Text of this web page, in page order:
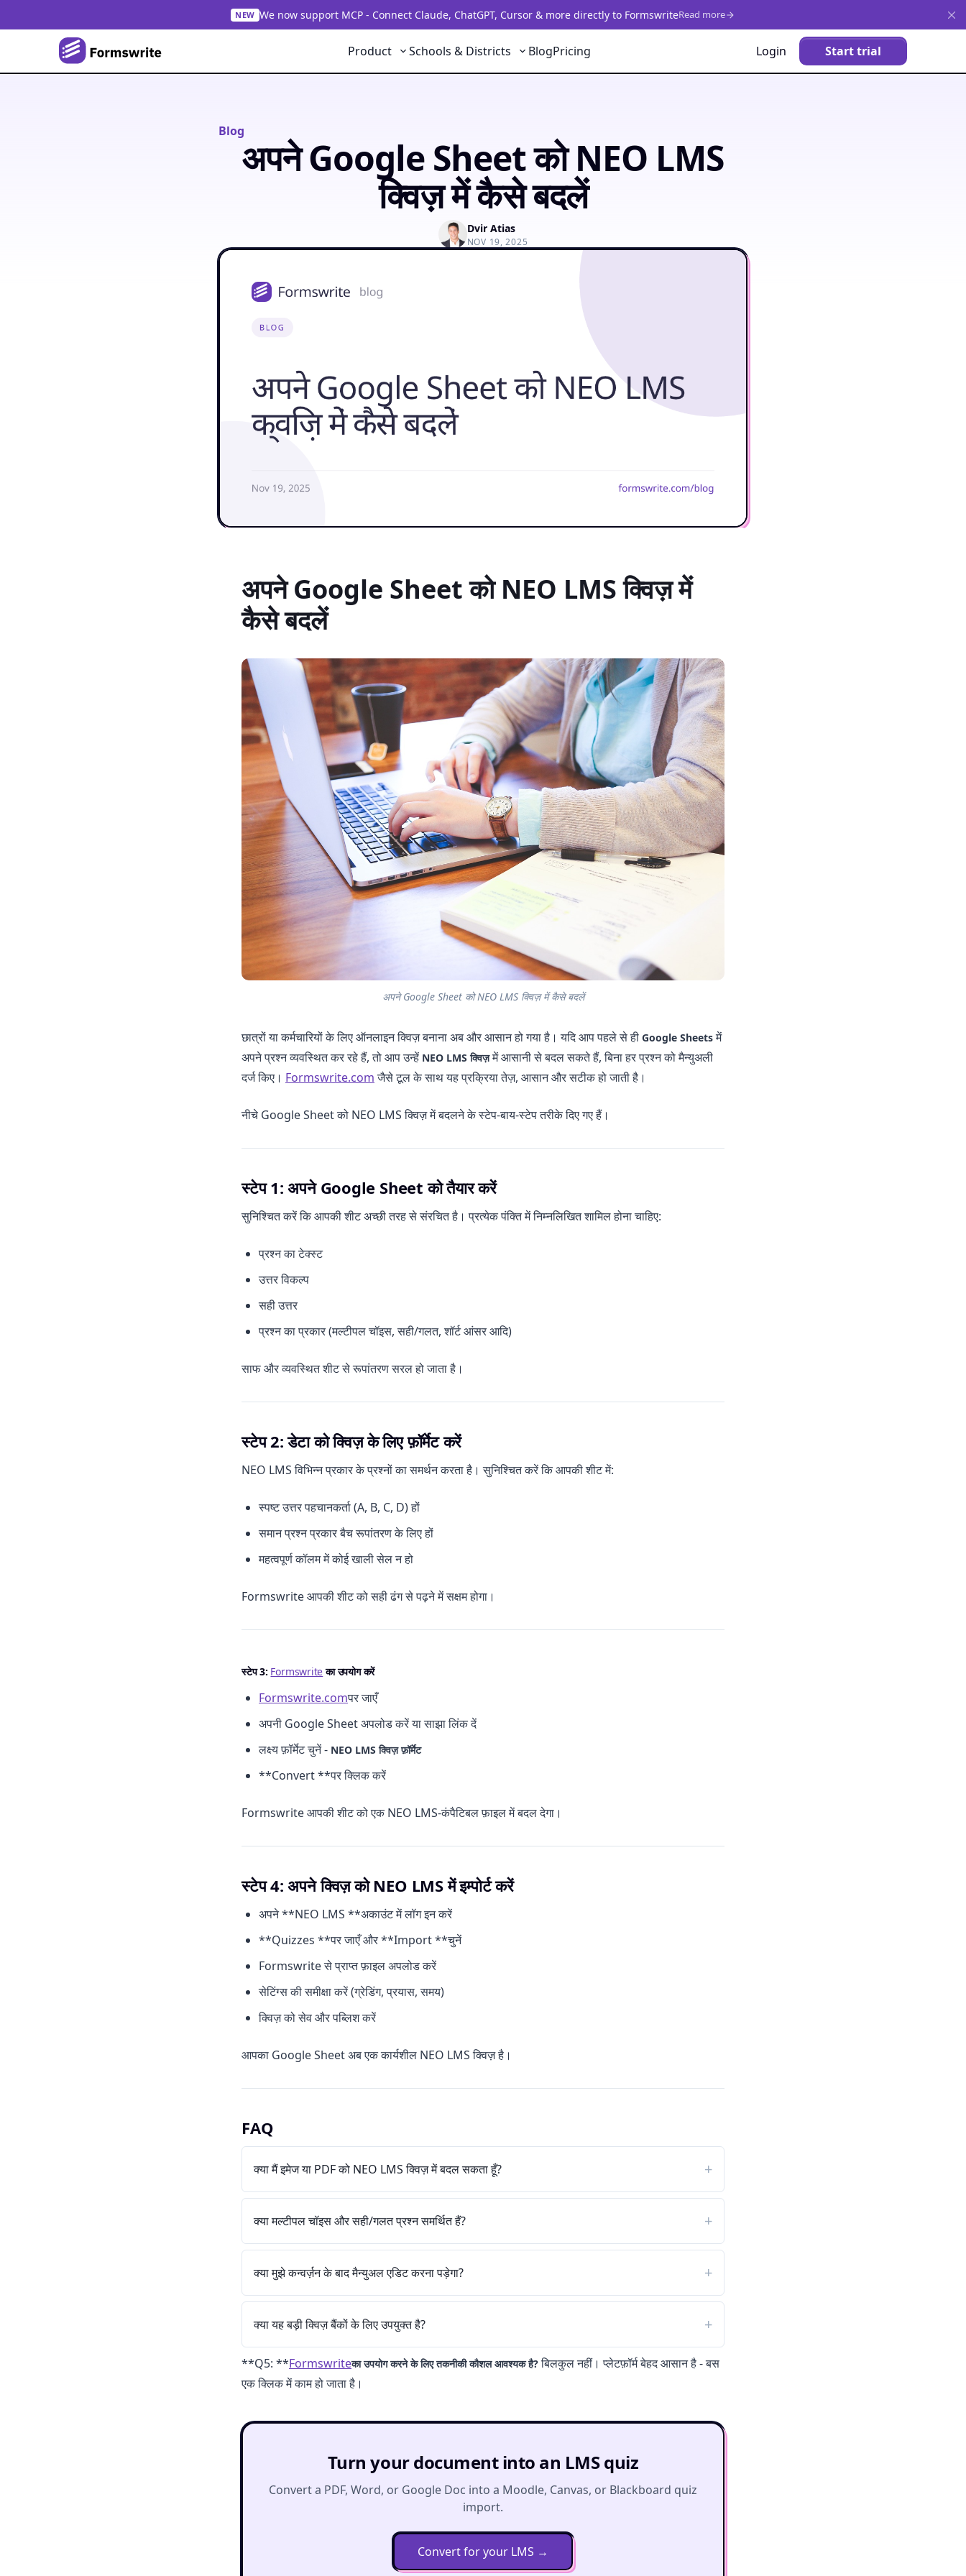
NEW We now support MCP - Connect Claude, ChatGPT, Cursor & more directly to FormswriteRead more
Product Schools & Districts BlogPricing Login Start trial
Blog
अपने Google Sheet को NEO LMS
क्विज़ में कैसे बदलें
Dvir Atias
NOV 19, 2025
अपने Google Sheet को NEO LMS क्विज़ में
कैसे बदलें
अपने Google Sheet को NEO LMS क्विज़ में कैसे बदलें
छात्रों या कर्मचारियों के लिए ऑनलाइन क्विज़ बनाना अब और आसान हो गया है। यदि आप पहले से ही Google Sheetsमें
अपने प्रश्न व्यवस्थित कर रहे हैं, तो आप उन्हें NEO LMS क्विज़में आसानी से बदल सकते हैं, बिना हर प्रश्न को मैन्युअली
दर्ज किए। Formswrite.comजैसे टूल के साथ यह प्रक्रिया तेज़, आसान और सटीक हो जाती है।
नीचे Google Sheet को NEO LMS क्विज़ में बदलने के स्टेप-बाय-स्टेप तरीके दिए गए हैं।
स्टेप 1: अपने Google Sheet को तैयार करें
सुनिश्चित करें कि आपकी शीट अच्छी तरह से संरचित है। प्रत्येक पंक्ति में निम्नलिखित शामिल होना चाहिए:
प्रश्न का टेक्स्ट
उत्तर विकल्प
सही उत्तर
प्रश्न का प्रकार (मल्टीपल चॉइस, सही/गलत, शॉर्ट आंसर आदि)
साफ और व्यवस्थित शीट से रूपांतरण सरल हो जाता है।
स्टेप 2: डेटा को क्विज़ के लिए फ़ॉर्मेट करें
NEO LMS विभिन्न प्रकार के प्रश्नों का समर्थन करता है। सुनिश्चित करें कि आपकी शीट में:
स्पष्ट उत्तर पहचानकर्ता (A, B, C, D) हों
समान प्रश्न प्रकार बैच रूपांतरण के लिए हों
महत्वपूर्ण कॉलम में कोई खाली सेल न हो
Formswrite आपकी शीट को सही ढंग से पढ़ने में सक्षम होगा।
स्टेप 3: Formswriteका उपयोग करें
Formswrite.comपर जाएँ
अपनी Google Sheet अपलोड करें या साझा लिंक दें
लक्ष्य फ़ॉर्मेट चुनें - NEO LMS क्विज़ फ़ॉर्मेट
**Convert **पर क्लिक करें
Formswrite आपकी शीट को एक NEO LMS-कंपैटिबल फ़ाइल में बदल देगा।
स्टेप 4: अपने क्विज़ को NEO LMS में इम्पोर्ट करें
अपने **NEO LMS **अकाउंट में लॉग इन करें
**Quizzes **पर जाएँ और **Import **चुनें
Formswrite से प्राप्त फ़ाइल अपलोड करें
सेटिंग्स की समीक्षा करें (ग्रेडिंग, प्रयास, समय)
क्विज़ को सेव और पब्लिश करें
आपका Google Sheet अब एक कार्यशील NEO LMS क्विज़ है।
FAQ
क्या मैं इमेज या PDF को NEO LMS क्विज़ में बदल सकता हूँ?
क्या मल्टीपल चॉइस और सही/गलत प्रश्न समर्थित हैं?
क्या मुझे कन्वर्ज़न के बाद मैन्युअल एडिट करना पड़ेगा?
क्या यह बड़ी क्विज़ बैंकों के लिए उपयुक्त है?
**Q5: **Formswriteका उपयोग करने के लिए तकनीकी कौशल आवश्यक है?बिलकुल नहीं। प्लेटफ़ॉर्म बेहद आसान है - बस
एक क्लिक में काम हो जाता है।
Turn your document into an LMS quiz
Convert a PDF, Word, or Google Doc into a Moodle, Canvas, or Blackboard quiz
import.
Convert for your LMS →